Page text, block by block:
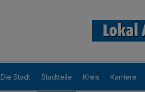
Die Stadt Stadtteile Kreis Karriere